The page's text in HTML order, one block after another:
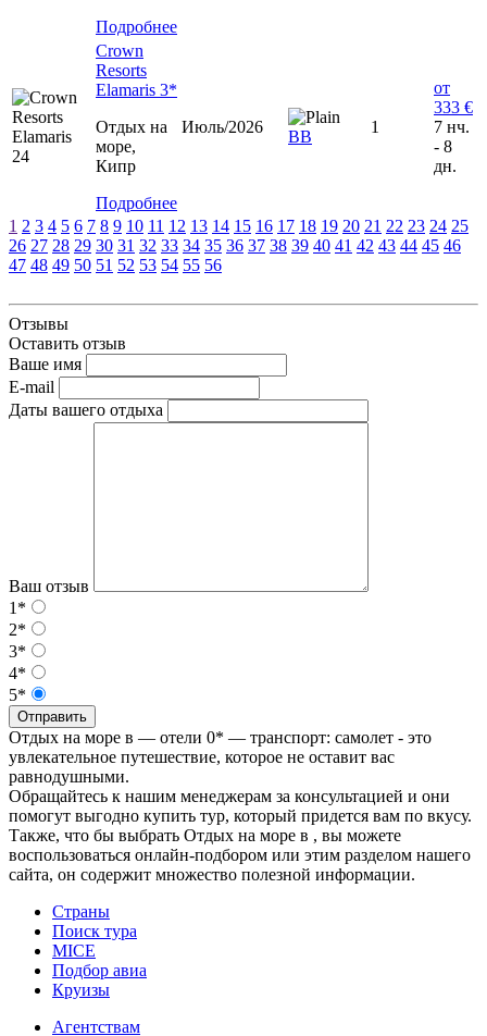
Подробнее
Crown
Resorts
Elamaris 3*
Отдых на
море,
Кипр
Подробнее
Июль/2026
ВВ
1
от
333 €
7 нч.
- 8
дн.
1 2 3 4 5 6 7 8 9 10 11 12 13 14 15 16 17 18 19 20 21 22 23 24 25
26 27 28 29 30 31 32 33 34 35 36 37 38 39 40 41 42 43 44 45 46
47 48 49 50 51 52 53 54 55 56
Отзывы
Оставить отзыв
Ваше имя
E-mail
Даты вашего отдыха
Ваш отзыв
1*
2*
3*
4*
5*
Отправить
Отдых на море в — отели 0* — транспорт: самолет - это
увлекательное путешествие, которое не оставит вас
равнодушными.
Обращайтесь к нашим менеджерам за консультацией и они
помогут выгодно купить тур, который придется вам по вкусу.
Также, что бы выбрать Отдых на море в , вы можете
воспользоваться онлайн-подбором или этим разделом нашего
сайта, он содержит множество полезной информации.
Страны
Поиск тура
MICE
Подбор авиа
Круизы
Агентствам